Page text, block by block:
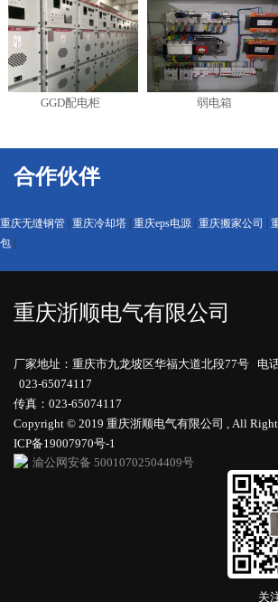
GGD配电柜 弱电箱
合作伙伴
重庆无缝钢管 重庆冷却塔 重庆eps电源 重庆搬家公司
包
重庆浙顺电气有限公司
厂家地址：重庆市九龙坡区华福大道北段77号 电
023-65074117
传真：023-65074117
Copyright © 2019 重庆浙顺电气有限公司 , All
ICP备19007970号-1
渝公网安备 50010702504409号
关